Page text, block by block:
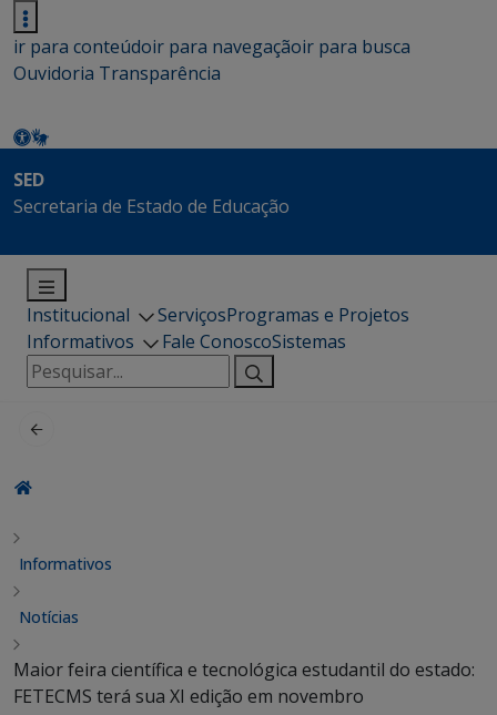
ir para conteúdoir para navegaçãoir para busca
Ouvidoria Transparência
SED
Secretaria de Estado de Educação
Institucional ServiçosProgramas e Projetos
Informativos
Fale ConoscoSistemas
Pesquisar
por:
Informativos
Notícias
Maior feira científica e tecnológica estudantil do estado:
FETECMS terá sua XI edição em novembro